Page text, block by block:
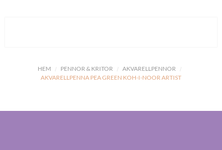
HEM PENNOR & KRITOR
AKVARELLPENNOR
AKVARELLPENNA PEA GREEN KOH-I-NOOR ARTIST